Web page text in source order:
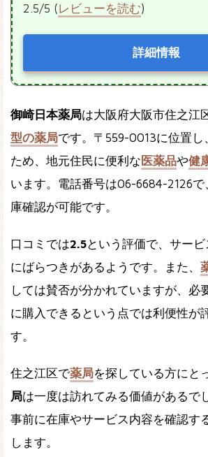
2.5/5 (レビューを読む)
詳細情報
御崎日本薬局は大阪府大阪市住之江
型の薬局です。〒559-0013に位置し
ため、地元住民に便利な 医薬品や健
います。電話番号は06-6684-2126
庫確認が可能です。
口コミでは2.5という評価で、サー
にばらつきがあるようです。また、
しては賛否が分かれていますが、必
に購入できるという点では利便性が
す。
住之江区で薬局を探している方にと
局は一度は訪れてみる価値があるで
事前に在庫やサービス内容を確認す
します。